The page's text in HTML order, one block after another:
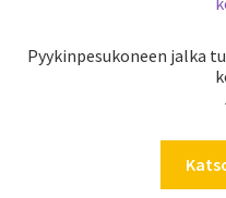
Pyykinpesukoneen jalka